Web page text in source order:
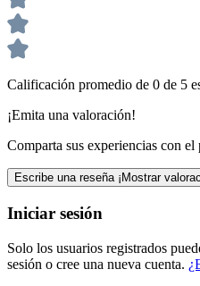
Calificación promedio de 0 de 5
¡Emita una valoración!
Comparta sus experiencias con
Escribe una reseña ¡Mostrar
Iniciar sesión
Solo los usuarios registrados
sesión o cree una nueva cuenta.